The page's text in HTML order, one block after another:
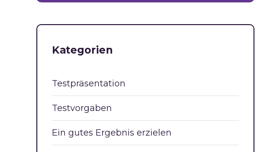
Kategorien
Testpräsentation
Testvorgaben
Ein gutes Ergebnis erzielen